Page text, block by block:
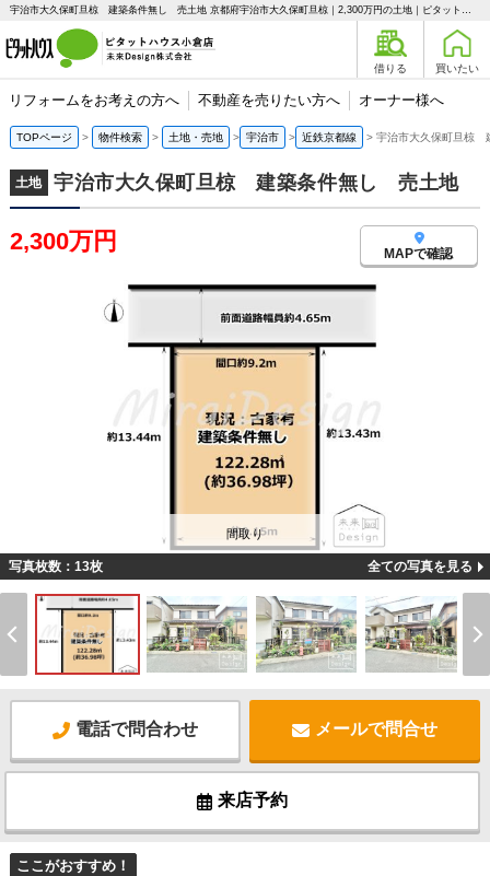
宇治市大久保町旦椋 建築条件無し 売土地 京都府宇治市大久保町旦椋｜2,300万円の土地｜ピタットハウス小倉店 未来Design株式会社
借りる 買いたい
リフォームをお考えの方へ 不動産を売りたい方へ オーナー様へ
TOPページ 物件検索 土地・売地 宇治市 近鉄京都線 宇治市大久保町旦椋
土地 宇治市大久保町旦椋 建築条件無し 売土地
2,300万円 MAPで確認
間取り
写真枚数：13枚 全ての写真を見る
電話で問合わせ メールで問合せ
来店予約
ここがおすすめ！